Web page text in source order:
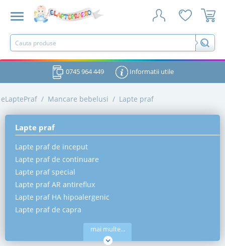
0745 964 449 Informatii utile
eLaptePraf / Mancare bebelusi / Lapte praf
Lapte praf
Lapte praf de inceput
Lapte praf de continuare
Lapte praf special
Lapte praf AR antireflux
Lapte praf HA hipoalergenic
Lapte praf de capra
mai multe...